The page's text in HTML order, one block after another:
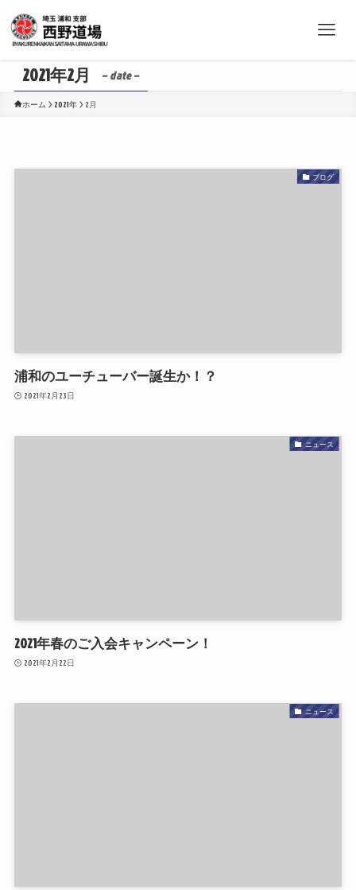
2021年2月 – date –
ホーム 2021年 2月
ブログ
浦和のユーチューバー誕生か！？
2021年2月23日
ニュース
2021年春のご入会キャンペーン！
2021年2月22日
ニュース